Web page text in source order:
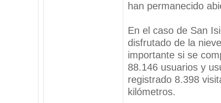
han permanecido
En el caso de San
disfrutado de la
importante si se
88.146 usuarios y
registrado 8.398
kilómetros.